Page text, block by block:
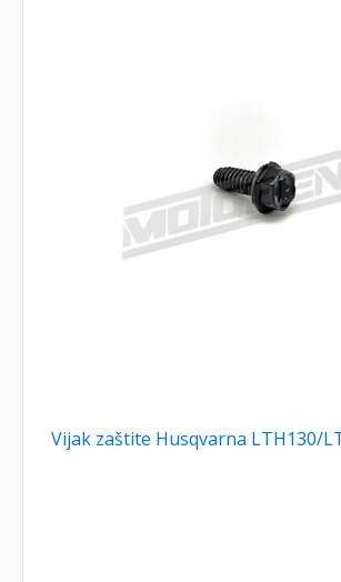
Vijak zaštite Husqvarna LTH130/